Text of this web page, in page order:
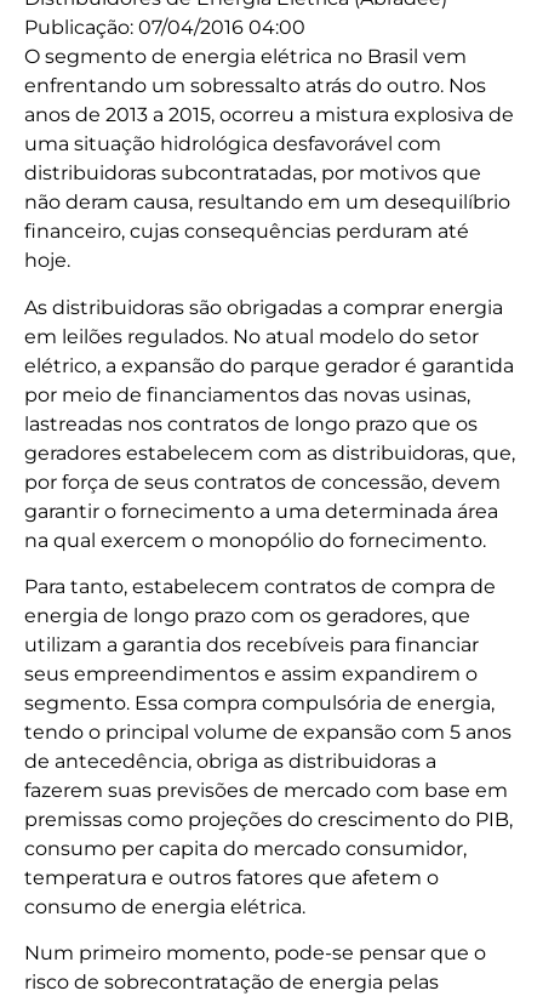
Publicação: 07/04/2016 04:00
O segmento de energia elétrica no Brasil vem
enfrentando um sobressalto atrás do outro. Nos
anos de 2013 a 2015, ocorreu a mistura explosiva de
uma situação hidrológica desfavorável com
distribuidoras subcontratadas, por motivos que
não deram causa, resultando em um desequilíbrio
financeiro, cujas consequências perduram até
hoje.
As distribuidoras são obrigadas a comprar energia
em leilões regulados. No atual modelo do setor
elétrico, a expansão do parque gerador é garantida
por meio de financiamentos das novas usinas,
lastreadas nos contratos de longo prazo que os
geradores estabelecem com as distribuidoras, que,
por força de seus contratos de concessão, devem
garantir o fornecimento a uma determinada área
na qual exercem o monopólio do fornecimento.
Para tanto, estabelecem contratos de compra de
energia de longo prazo com os geradores, que
utilizam a garantia dos recebíveis para financiar
seus empreendimentos e assim expandirem o
segmento. Essa compra compulsória de energia,
tendo o principal volume de expansão com 5 anos
de antecedência, obriga as distribuidoras a
fazerem suas previsões de mercado com base em
premissas como projeções do crescimento do PIB,
consumo per capita do mercado consumidor,
temperatura e outros fatores que afetem o
consumo de energia elétrica.
Num primeiro momento, pode-se pensar que o
risco de sobrecontratação de energia pelas